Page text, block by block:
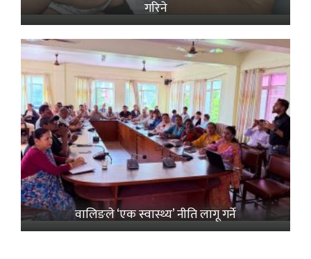
गरिने
वालिङले ‘एक स्वास्थ्य’ नीति लागू गर्ने